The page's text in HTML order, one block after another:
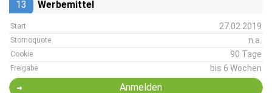
13 Werbemittel
Start 27.02.2019
Stornoquote n.a.
Cookie 90 Tage
Freigabe bis 6 Wochen
Anmelden